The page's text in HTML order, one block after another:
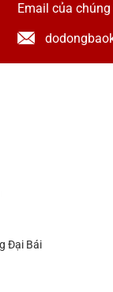
Email của
Đại Bái